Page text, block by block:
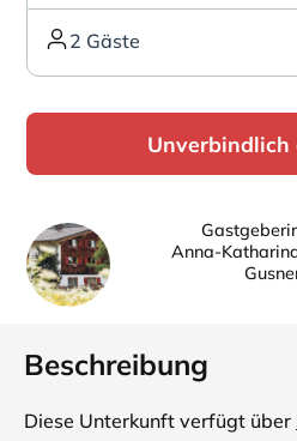
2 Gäste
Unverbindlich
Anna-
Beschreibung
Diese Unterkunft verfügt über